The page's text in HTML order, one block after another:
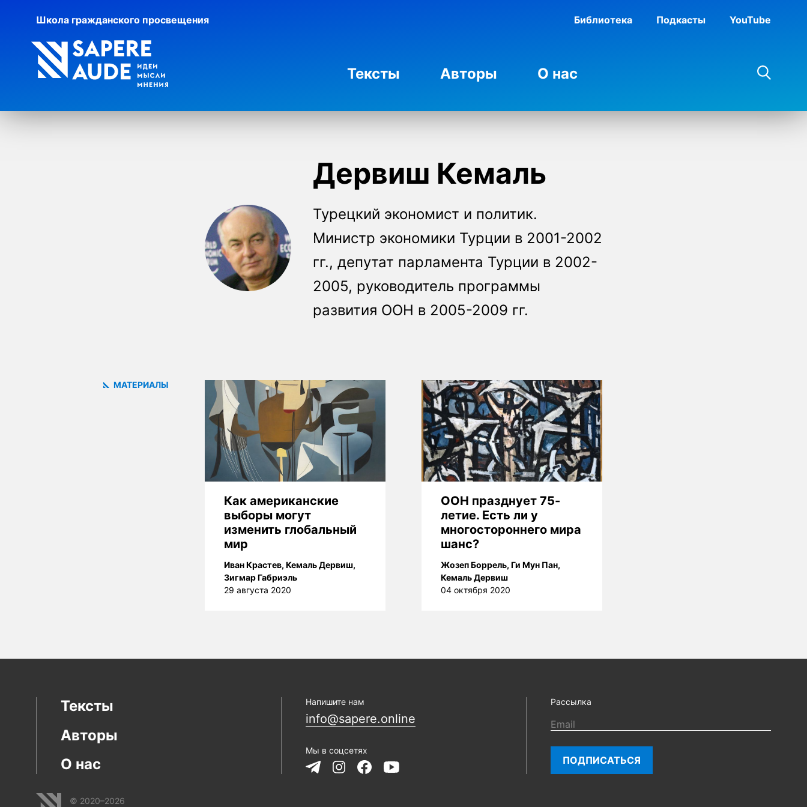
Школа гражданского просвещения Библиотека Подкасты YouTube
Тексты Авторы О нас
Дервиш Кемаль
Турецкий экономист и политик.
Министр экономики Турции в 2001-2002
гг., депутат парламента Турции в 2002-
2005, руководитель программы
развития ООН в 2005-2009 гг.
МАТЕРИАЛЫ
Как американские
выборы могут
изменить глобальный
мир
Иван Крастев, Кемаль Дервиш,
Зигмар Габриэль
29 августа 2020
ООН празднует 75-
летие. Есть ли у
многостороннего мира
шанс?
Жозеп Боррель, Ги Мун Пан,
Кемаль Дервиш
04 октября 2020
Тексты
Авторы
О нас
Напишите нам
info@sapere.online
Мы в соцсетях
Рассылка
ПОДПИСАТЬСЯ
© 2020–2026